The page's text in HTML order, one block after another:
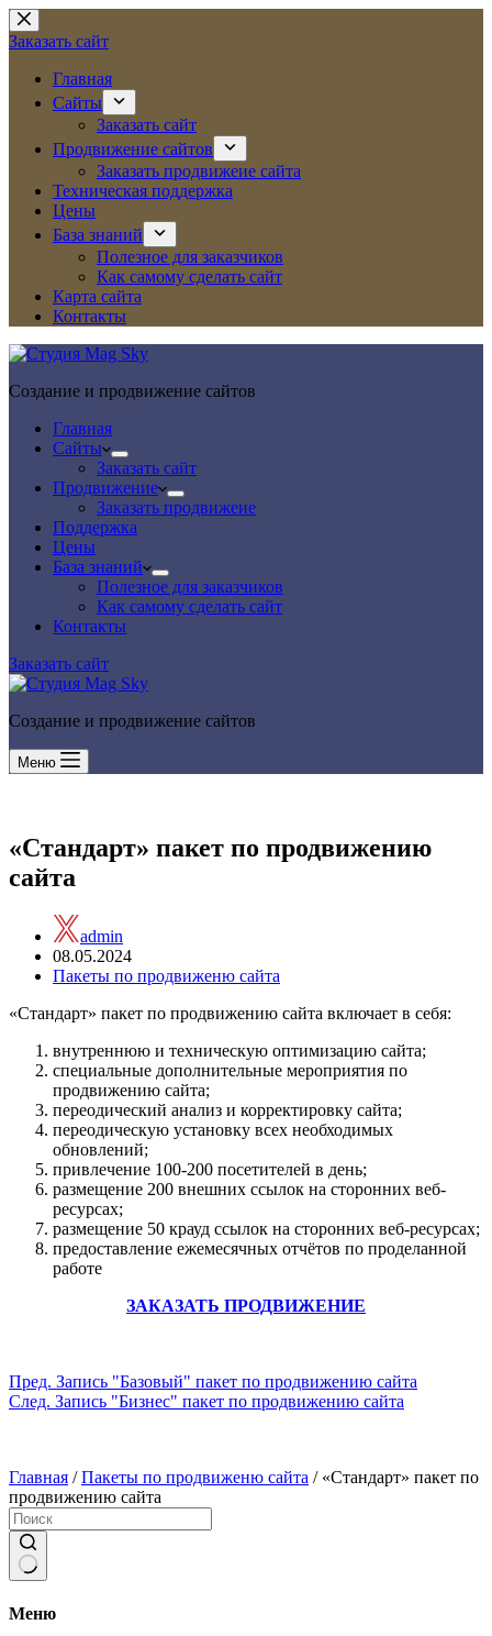
Перейти
к
Заказать сайт
Главная
Сайты
Заказать сайт
Продвижение сайтов
Заказать продвижеие сайта
Техническая поддержка
Цены
База знаний
Полезное для заказчиков
Как самому сделать сайт
Карта сайта
Контакты
Создание и продвижение сайтов
Главная
Сайты
Заказать сайт
Продвижение
Заказать продвижеие
Поддержка
Цены
База знаний
Полезное для заказчиков
Как самому сделать сайт
Контакты
Заказать сайт
Создание и продвижение сайтов
Меню
«Стандарт» пакет по продвижению
сайта
admin
08.05.2024
Пакеты по продвиженю сайта
«Стандарт» пакет по продвижению сайта включает в себя:
внутреннюю и техническую оптимизацию сайта;
специальные дополнительные мероприятия по
продвижению сайта;
переодический анализ и корректировку сайта;
переодическую установку всех необходимых
обновлений;
привлечение 100-200 посетителей в день;
размещение 200 внешних ссылок на сторонних веб-
ресурсах;
размещение 50 крауд ссылок на сторонних веб-ресурсах;
предоставление ежемесячных отчётов по проделанной
работе
ЗАКАЗАТЬ ПРОДВИЖЕНИЕ
Пред. Запись "Базовый" пакет по продвижению сайта
След. Запись "Бизнес" пакет по продвижению сайта
Главная / Пакеты по продвиженю сайта /«Стандарт» пакет по
продвижению сайта
не
Меню